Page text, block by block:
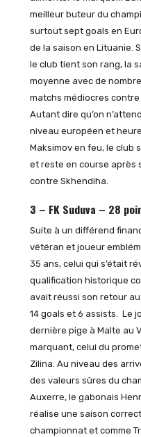
meilleur buteur du
surtout sept goals en
de la saison en Lituanie.
le club tient son rang, la
moyenne avec de
matchs médiocres
Autant dire qu’on
niveau européen et
Maksimov en feu, le club
et reste en course après
contre Skhendiha.
3 – FK Suduva – 28
Suite à un différend
vétéran et joueur
35 ans, celui qui s’était
qualification historique
avait réussi son retour
14 goals et 6 assists. Le
dernière pige à Malte au
marquant, celui du
Zilina. Au niveau des
des valeurs sûres du
Auxerre, le gabonais
réalise une saison
championnat et comme